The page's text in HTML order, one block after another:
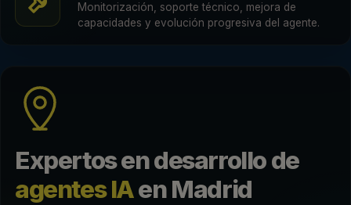
Monitorización, soporte técnico, mejora de
capacidades y evolución progresiva del agente.
Expertos en desarrollo de
agentes IAen Madrid